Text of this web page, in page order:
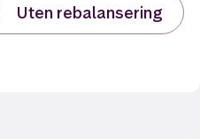
Uten rebalansering